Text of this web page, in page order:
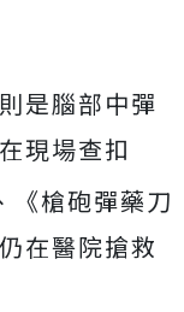
是腦部中彈
現場查扣
《槍砲彈藥刀
在醫院搶救